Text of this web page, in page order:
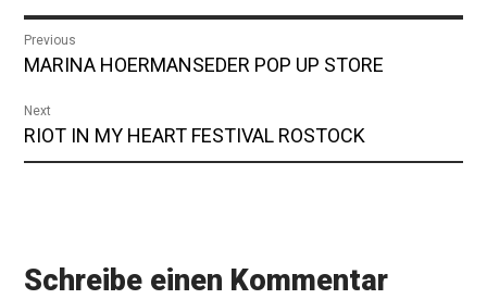
Beitragsnavigation
Previous
Previous
MARINA HOERMANSEDER POP UP STORE
Next
Next
post:
RIOT IN MY HEART FESTIVAL ROSTOCK
Schreibe einen Kommentar